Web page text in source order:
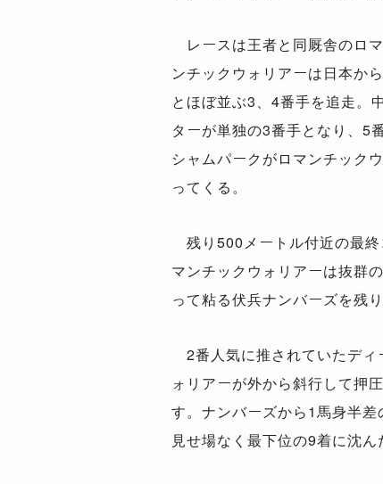
レースは王者と同厩舎のロ
ンチックウォリアーは日本か
とほぼ並ぶ3、4番手を追走。
ターが単独の3番手となり、5
シャムパークがロマンチック
ってくる。
残り500メートル付近の最
マンチックウォリアーは抜群
って粘る伏兵ナンバーズを残
2番人気に推されていたディ
ォリアーが外から斜行して押
す。ナンバーズから1馬身半
見せ場なく最下位の9着に沈ん